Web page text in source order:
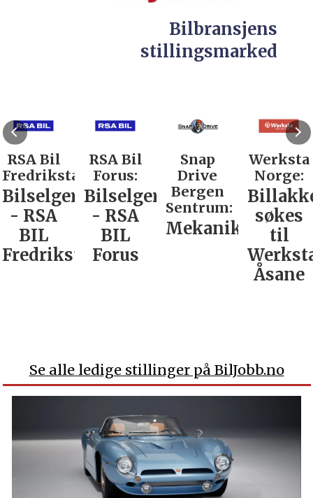
Bilbransjens
stillingsmarked
RSA Bil
Fredrikstad:
Bilselger
- RSA
BIL
Fredrikstad
RSA Bil
Forus:
Bilselger
- RSA
BIL
Forus
Snap
Drive
Bergen
Sentrum:
Mekaniker
Werksta
Norge:
søkes
til
Åsane
Se alle ledige stillinger på BilJobb.no